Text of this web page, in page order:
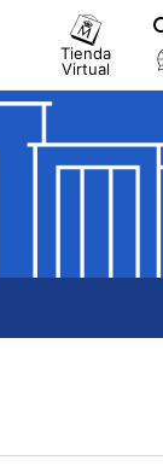
Tienda
Virtual